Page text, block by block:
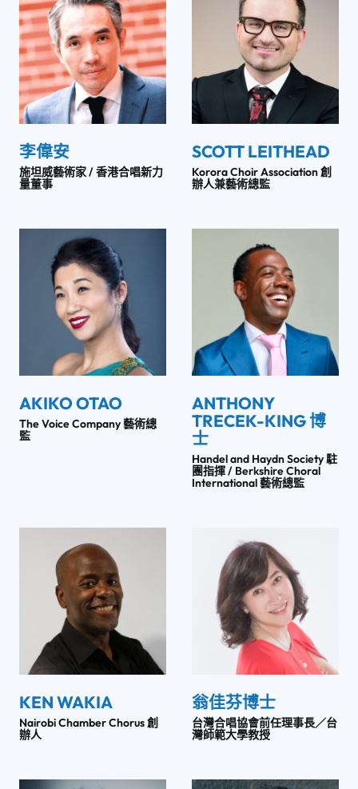
李偉安
施坦威藝術家 / 香港合唱新力
量董事
SCOTT LEITHEAD
Korora Choir Association 創
辦人兼藝術總監
AKIKO OTAO
The Voice Company 藝術總
監
ANTHONY
TRECEK-KING 博
士
Handel and Haydn Society 駐
團指揮 / Berkshire Choral
International 藝術總監
KEN WAKIA
Nairobi Chamber Chorus 創
辦人
翁佳芬博士
台灣合唱協會前任理事長／台
灣師範大學教授